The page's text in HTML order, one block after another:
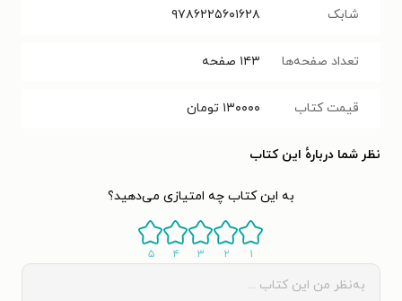
شابک ۹۷۸۶۲۲۵۶۰۱۶۲۸
تعداد صفحه‌ها ۱۴۳ صفحه
قیمت کتاب ۱۳۰۰۰۰ تومان
نظر شما دربارهٔ این کتاب
به این کتاب چه امتیازی می‌دهید؟
۱ ۲ ۳ ۴ ۵